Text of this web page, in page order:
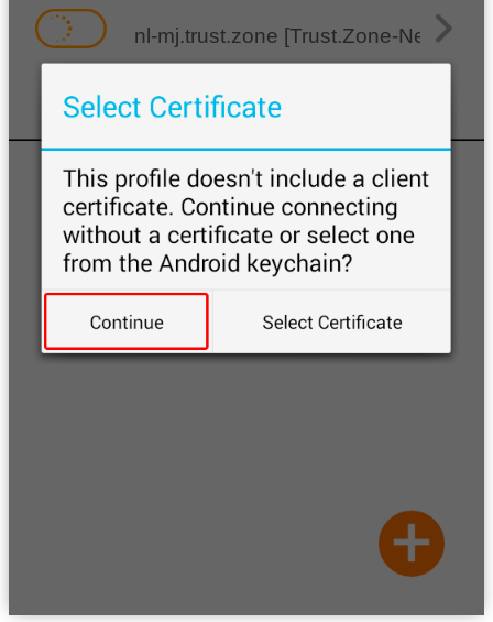
nl-mj.trust.zone [Trust.Zone-